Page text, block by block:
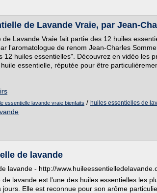
de Lavande Vraie, par Jean-
de Lavande Vraie fait partie des 12 huiles
l'aromatologue de renom Jean-Charles
12 huiles essentielles". Découvrez en vidéo les
essentielle, réputée pour être
essentielle lavande vraie bienfaits / huiles essentielles de
de lavande
lavande - http://
de lavande est l'une des huiles essentielles les
jours. Elle est reconnue pour son arôme